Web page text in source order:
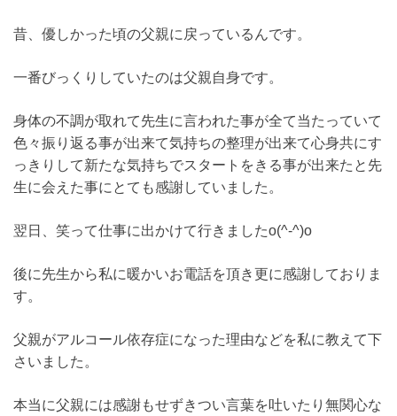
昔、優しかった頃の父親に戻っているんです。
一番びっくりしていたのは父親自身です。
身体の不調が取れて先生に言われた事が全て当たっていて
色々振り返る事が出来て気持ちの整理が出来て心身共にす
っきりして新たな気持ちでスタートをきる事が出来たと先
生に会えた事にとても感謝していました。
翌日、笑って仕事に出かけて行きましたo(^-^)o
後に先生から私に暖かいお電話を頂き更に感謝しておりま
す。
父親がアルコール依存症になった理由などを私に教えて下
さいました。
本当に父親には感謝もせずきつい言葉を吐いたり無関心な